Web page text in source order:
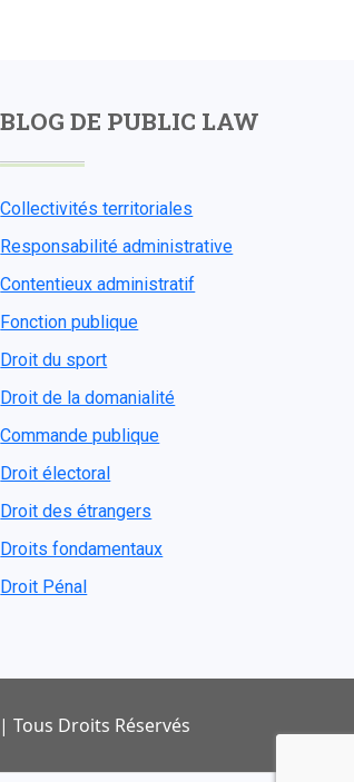
BLOG DE PUBLIC LAW
Collectivités territoriales
Responsabilité administrative
Contentieux administratif
Fonction publique
Droit du sport
Droit de la domanialité
Commande publique
Droit électoral
Droit des étrangers
Droits fondamentaux
Droit Pénal
Tous Droits Réservés